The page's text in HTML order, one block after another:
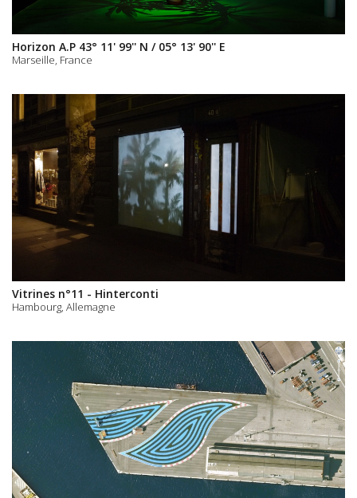
Horizon A.P 43° 11' 99'' N / 05° 13' 90'' E
Marseille, France
Vitrines n°11 - Hinterconti
Hambourg, Allemagne